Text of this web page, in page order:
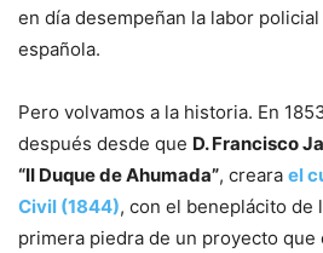
en día desempeñan la labor
española.
Pero volvamos a la historia. En
después desde que D. Francisco
“II Duque de Ahumada”, creara el
Civil (1844), con el beneplácito de
primera piedra de un proyecto que